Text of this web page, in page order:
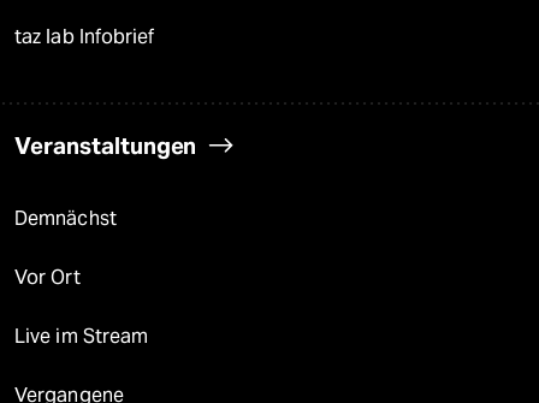
taz lab Infobrief
Veranstaltungen
Demnächst
Vor Ort
Live im Stream
Vergangene